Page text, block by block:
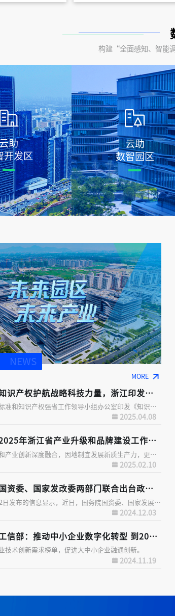
构建“全面感知、智能
助
开发区
云助
数智园区
NEWS
MORE
产权护航战略科技力量，浙江印发实施方案
近日，浙江省质量标准和知识产权强省工作领导小组办公室印发《知识产权护航战略科技力量行动实施方案》
2025.04.08
年浙江省产业升级和品牌建设工作要点
深入推进科技创新和产业创新深度融合，因地制宜发展新质生产力，更好支撑产业结构优化、经济发展质效提升
2025.02.10
家发改委两部门联合出台政策推动中央企业创业投资基金高质量发展
国务院国资委12月2日发布的信息显示，近日，国务院国资委、国家发展改革委联合出台政策措施，推动中央企业创业投资基金高质量发展，支持中央企业发起设立创业投资基金，重点投早、投小、投长期、投硬科技。
2024.12.03
：推动中小企业数字化转型 到2027年上云率将超40%
技术创新需求榜单，促进大中小企业融通创新。
2024.11.19